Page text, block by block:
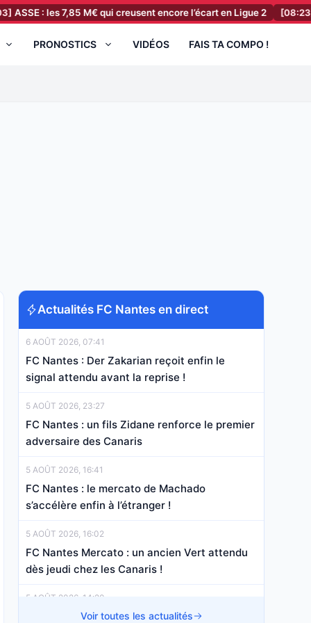
: les 7,85 M€ qui creusent encore l’écart en Ligue 2 [08:23] PSG :
PRONOSTICS VIDÉOS FAIS TA COMPO !
Actualités FC Nantes en direct
6 AOÛT 2026, 07:41
FC Nantes : Der Zakarian reçoit enfin le
signal attendu avant la reprise !
5 AOÛT 2026, 23:27
FC Nantes : un fils Zidane renforce le premier
adversaire des Canaris
5 AOÛT 2026, 16:41
FC Nantes : le mercato de Machado
s’accélère enfin à l’étranger !
5 AOÛT 2026, 16:02
FC Nantes Mercato : un ancien Vert attendu
dès jeudi chez les Canaris !
5 AOÛT 2026, 14:20
FC Nantes Mercato : la L1 s’arrache Louza,
Voir toutes les actualités